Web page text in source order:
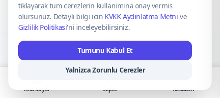
VISA Mastercard
tiklayarak tum cerezlerin kullanimina onay vermis
olursunuz. Detayli bilgi icin KVKK Aydinlatma Metni ve
Gizlilik Politikasi'ni inceleyebilirsiniz.
Tumunu Kabul Et
Yalnizca Zorunlu Cerezler
Ana Sayfa Sepet Hesabım